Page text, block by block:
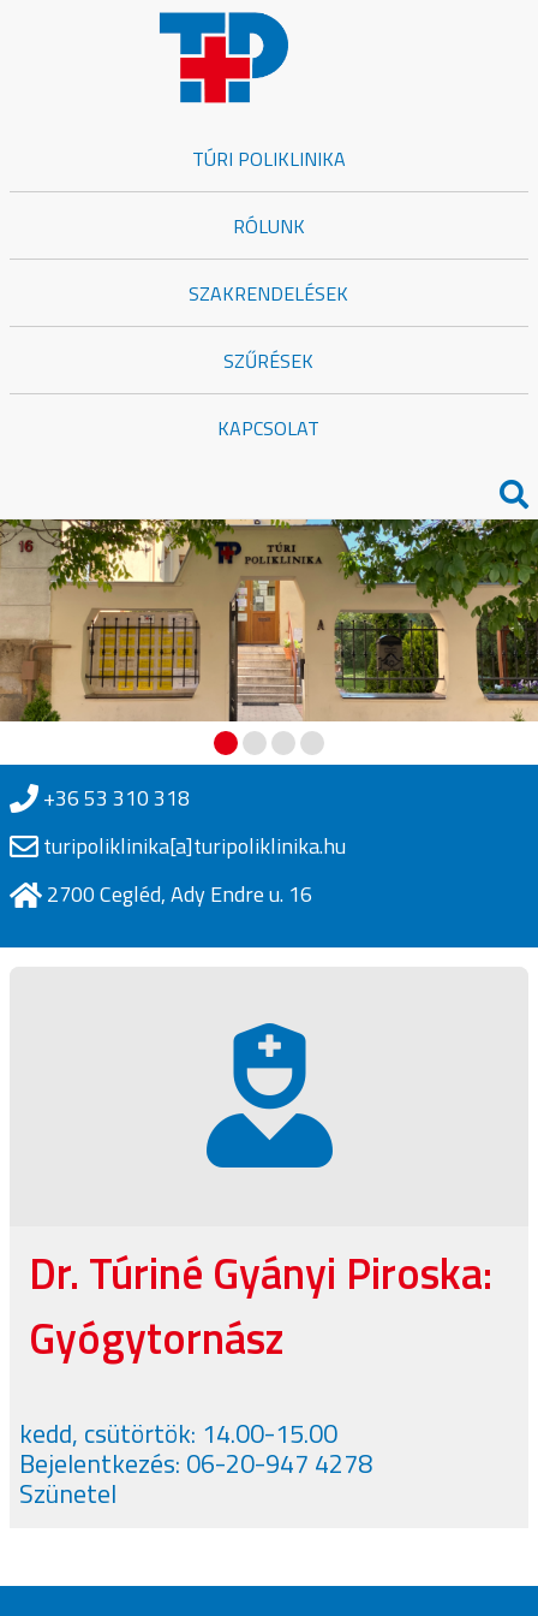
TÚRI POLIKLINIKA
RÓLUNK
SZAKRENDELÉSEK
SZŰRÉSEK
KAPCSOLAT
+36 53 310 318
turipoliklinika[a]turipoliklinika.hu
2700 Cegléd, Ady Endre u. 16
Dr. Túriné Gyányi Piroska:
Gyógytornász
kedd, csütörtök: 14.00-15.00
Bejelentkezés: 06-20-947 4278
Szünetel